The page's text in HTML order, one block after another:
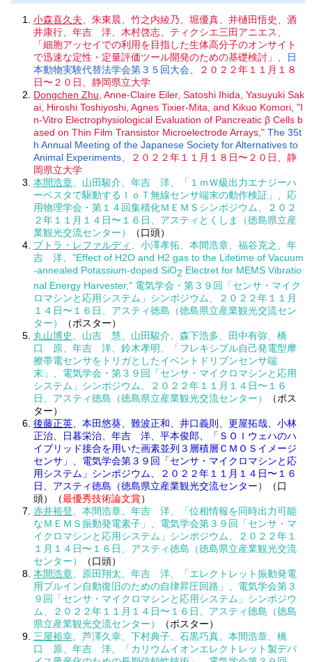
小森喜久夫、朱東晨、竹之内綾乃、堀優真、井樋田悟史、酒
井康行、年吉 洋、木村啓志、ティクシエ三田アニエス、
「細胞アッセイでの利用を目指した生体高分子のオンサイト
で迅速な定性・定量評価ツール開発のための基礎検討」、
日
本動物実験代替法学会第３５回大会、２０２２年１１月１８
日〜２０日、静岡県立大学
Dongchen Zhu, Anne-Claire Eiler, Satoshi Ihida, Yasuyuki Sak
ai, Hiroshi Toshiyoshi, Agnes Tixier-Mita, and Kikuo Komori, "I
n-Vitro Electrophysiological Evaluation of Pancreatic β Cells b
ased on Thin Film Transistor Microelectrode Arrays,"The 35t
h Annual Meeting of the Japanese Society for Alternatives to
Animal Experiments、２０２２年１１月１８日〜２０日、静
岡県立大学
本間浩章、山田駿介、年吉 洋、「１ｍＷ級出力エナジーハ
ーベスタで駆動するＩｏＴ無線センサ端末の動作検証」、応
用物理学会・第１４回集積化ＭＥＭＳシンポジウム、２０２
２年１１月１４日〜１６日、アスティとくしま（徳島県立産
業観光交流センター）
（口頭）
プトラ・レファルディ 、小澤孝拓、本間浩章、福谷克之、年
吉 洋、"Effect of H2O and H2 gas to the Lifetime of Vacuum
-annealed Potassium-doped SiO2 Electret for MEMS Vibratio
nal Energy Harvester," 電気学会・第３９回「センサ・マイク
ロマシンと応用システム」シンポジウム、２０２２年１１月
１４日〜１６日、アスティ徳島（徳島県立産業観光交流セン
ター）
（ポスター）
丸山博史、山吉 慧、山田駿介、森下浩多、田中有弥、橋
口 原、年吉 洋、鈴木孝明、「フレキシブル自己発電型摩
擦帯電センサをトリガとしたイベントドリブンセンサ端
末」、電気学会・第３９回「センサ・マイクロマシンと応用
システム」シンポジウム、２０２２年１１月１４日〜１６
日、アスティ徳島（徳島県立産業観光交流センター）
（ポス
ター）
後藤正英、本田悠葵、難波正和、井口義則、更屋拓哉、小林
正治、日暮栄治、年吉 洋、平本俊郎、「ＳＯＩウェハのハ
イブリッド接合を用いた画素並列３層積層ＣＭＯＳイメージ
センサ」、電気学会第３９回「センサ・マイクロマシンと応
用システム」シンポジウム、２０２２年１１月１４日〜１６
日、アスティ徳島（徳島県立産業観光交流センター）
（口
頭）（最優秀技術論文賞）
赤井裕登、本間浩章、年吉 洋、「位相情報を同時出力可能
なＭＥＭＳ振動発電素子」、電気学会第３９回「センサ・マ
イクロマシンと応用システム」シンポジウム、２０２２年１
１月１４日〜１６日、アスティ徳島（徳島県立産業観光交流
センター）
（口頭）
本間浩章、原田翔太、年吉 洋、「エレクトレット振動発電
用プルイン自動復旧のための自律昇圧回路」、電気学会第３
９回「センサ・マイクロマシンと応用システム」シンポジウ
ム、２０２２年１１月１４日〜１６日、アスティ徳島（徳島
県立産業観光交流センター）
（ポスター）
三屋裕幸、芦澤久幸、下村典子、石黒巧真、本間浩章、橋
口 原、年吉 洋、「カリウムイオンエレクトレット製デバ